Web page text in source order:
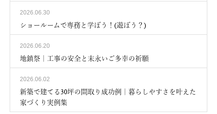
2026.06.30
ショールームで専務と学ぼう！(遊ぼう？)
2026.06.20
地鎮祭｜工事の安全と末永いご多幸の祈願
2026.06.02
新築で建てる30坪の間取り成功例｜暮らしやすさを叶えた
家づくり実例集